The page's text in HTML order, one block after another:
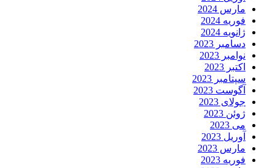
مارس 2024
فوریه 2024
ژانویه 2024
دسامبر 2023
نوامبر 2023
اکتبر 2023
سپتامبر 2023
آگوست 2023
جولای 2023
ژوئن 2023
می 2023
آوریل 2023
مارس 2023
فوریه 2023